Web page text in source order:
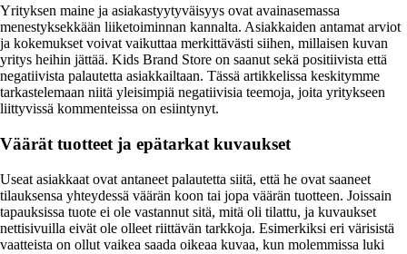
Yrityksen maine ja asiakastyytyväisyys ovat avainasemassa
menestyksekkään liiketoiminnan kannalta. Asiakkaiden antamat arviot
ja kokemukset voivat vaikuttaa merkittävästi siihen, millaisen kuvan
yritys heihin jättää. Kids Brand Store on saanut sekä positiivista että
negatiivista palautetta asiakkailtaan. Tässä artikkelissa keskitymme
tarkastelemaan niitä yleisimpiä negatiivisia teemoja, joita yritykseen
liittyvissä kommenteissa on esiintynyt.
Väärät tuotteet ja epätarkat kuvaukset
Useat asiakkaat ovat antaneet palautetta siitä, että he ovat saaneet
tilauksensa yhteydessä väärän koon tai jopa väärän tuotteen. Joissain
tapauksissa tuote ei ole vastannut sitä, mitä oli tilattu, ja kuvaukset
nettisivuilla eivät ole olleet riittävän tarkkoja. Esimerkiksi eri värisistä
vaatteista on ollut vaikea saada oikeaa kuvaa, kun molemmissa luki